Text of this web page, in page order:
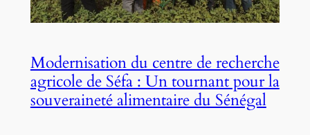
Modernisation du centre de recherche
agricole de Séfa : Un tournant pour la
souveraineté alimentaire du Sénégal